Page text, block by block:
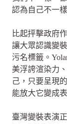
認為自己不一
比起抨擊政府
讓大眾認識變
污名標籤。
美浮誇渲染力
己，只要呈現
能放大它變成
臺灣變裝表演